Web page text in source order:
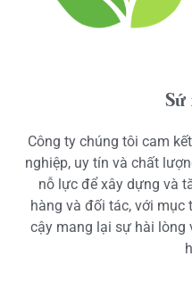
Công ty chúng tôi cam
nghiệp, uy tín và chất
nỗ lực để xây dựng và
hàng và đối tác, với
cậy mang lại sự hài lòng